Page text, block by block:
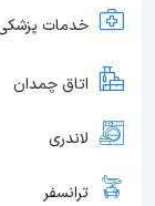
خدمات
اتاق چمدان
لاندری
ترانسفر